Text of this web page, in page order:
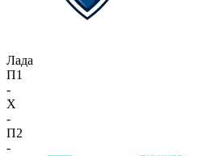
Лада
П1
-
X
-
П2
-